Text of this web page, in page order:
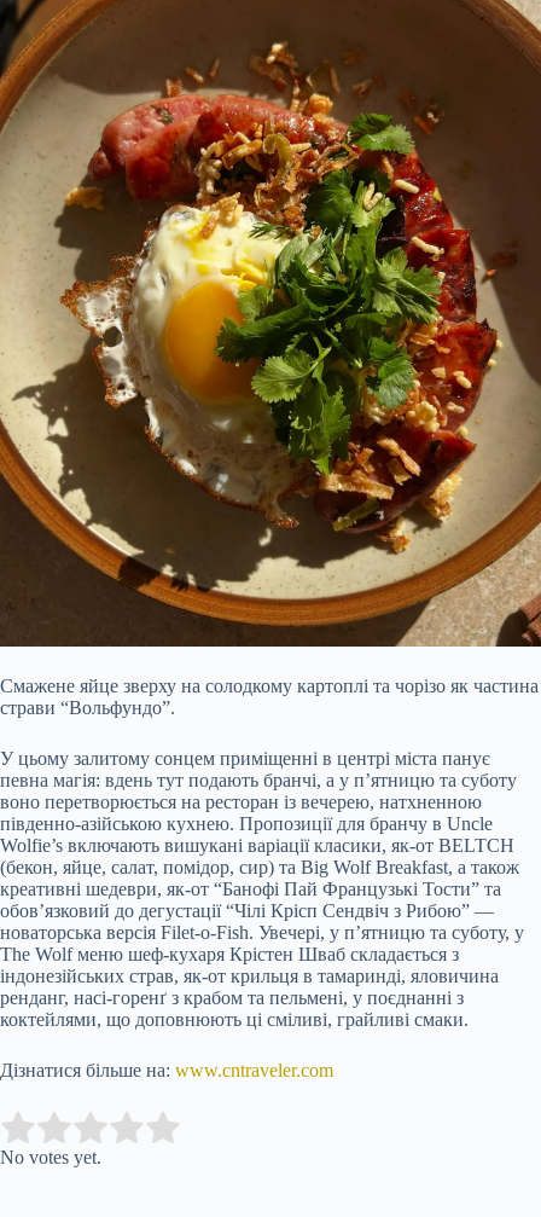
Смажене яйце зверху на солодкому картоплі та чорізо як частина
страви “Вольфундо”.
У цьому залитому сонцем приміщенні в центрі міста панує
певна магія: вдень тут подають бранчі, а у п’ятницю та суботу
воно перетворюється на ресторан із вечерею, натхненною
південно-азійською кухнею. Пропозиції для бранчу в Uncle
Wolfie’s включають вишукані варіації класики, як-от BELTCH
(бекон, яйце, салат, помідор, сир) та Big Wolf Breakfast, а також
креативні шедеври, як-от “Банофі Пай Французькі Тости” та
обов’язковий до дегустації “Чілі Крісп Сендвіч з Рибою” —
новаторська версія Filet-o-Fish. Увечері, у п’ятницю та суботу, у
The Wolf меню шеф-кухаря Крістен Шваб складається з
індонезійських страв, як-от крильця в тамаринді, яловичина
ренданг, насі-горенґ з крабом та пельмені, у поєднанні з
коктейлями, що доповнюють ці сміливі, грайливі смаки.
Дізнатися більше на: www.cntraveler.com
Rate this item:
No votes yet.